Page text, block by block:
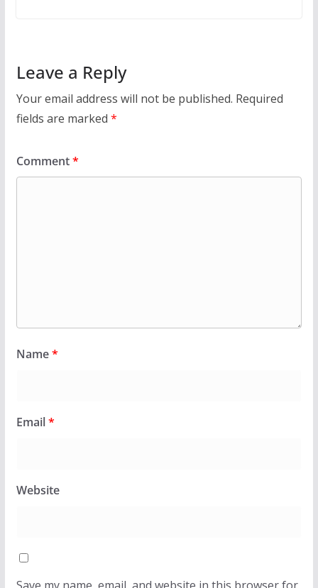
Leave a Reply
Your email address will not be published. Required
fields are marked *
Comment*
Name*
Email*
Website